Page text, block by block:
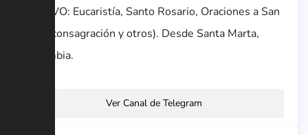
EN VIVO: Eucaristía, Santo Rosario, Oraciones a San
José (consagración y otros). Desde Santa Marta,
Colombia.
Ver Canal de Telegram